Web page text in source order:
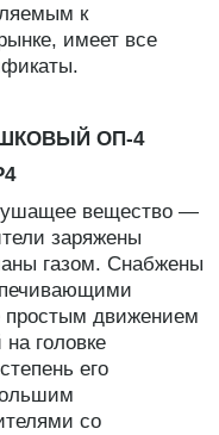
к
имеет все
ОП-4
вещество —
заряжены
газом. Снабжены
простым движением
головке
его
со